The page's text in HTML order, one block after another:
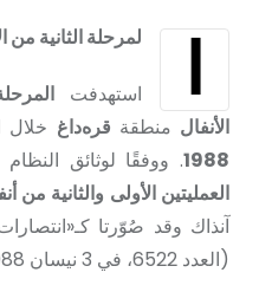
ا لمرحلة الثانية من
استهدفت
الأنفال منطقة قره‌داغ خلال
1988. ووفقًا لوثائق
العمليتين الأولى والثانية من
آنذاك وقد صُوّرتا
(العدد 6522، في 3 نيسان 1988) مقالًا بعنوان: